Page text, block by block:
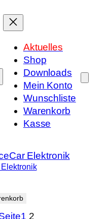
Aktuelles
Shop
Downloads
Mein Konto
Wunschliste
Warenkorb
Kasse
1 2